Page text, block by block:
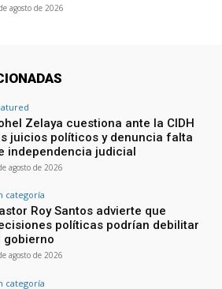
agosto de 2026
Zelaya cuestiona ante la CIDH
juicios políticos y denuncia falta
independencia judicial
agosto de 2026
categoría
Roy Santos advierte que
políticas podrían debilitar
gobierno
agosto de 2026
categoría